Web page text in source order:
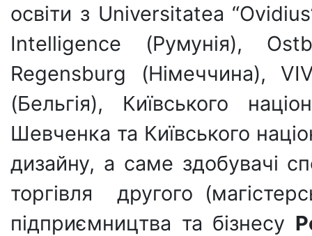
освіти з Universitatea
Intelligence (Румунія),
Regensburg (Німеччина),
(Бельгія), Київського
Шевченка та Київського
дизайну, а саме здобувачі
торгівля другого
підприємництва та бізнесу